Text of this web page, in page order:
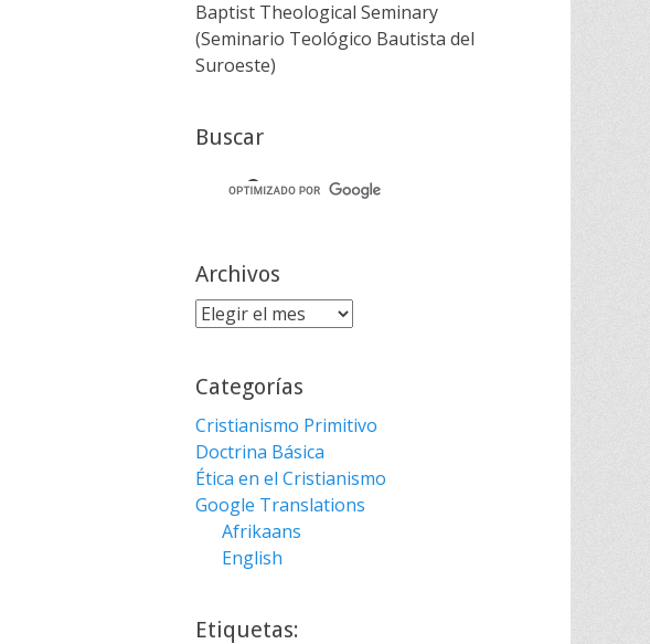
Baptist Theological Seminary
(Seminario Teológico Bautista del
Suroeste)
Buscar
Archivos
Archivos
Categorías
Cristianismo Primitivo
Doctrina Básica
Ética en el Cristianismo
Google Translations
Afrikaans
English
Etiquetas: